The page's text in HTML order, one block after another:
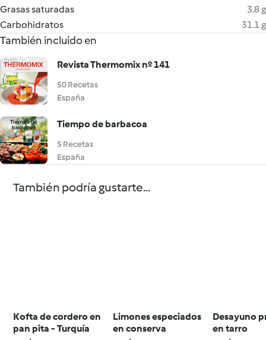
Grasas saturadas
3.8 g
Carbohidratos
31.1 g
También incluido en
Revista Thermomix nº 141
50 Recetas
España
Tiempo de barbacoa
5 Recetas
España
También podría gustarte...
Kofta de cordero en
pan pita - Turquía
Limones especiados
en conserva
Desayuno
en tarro